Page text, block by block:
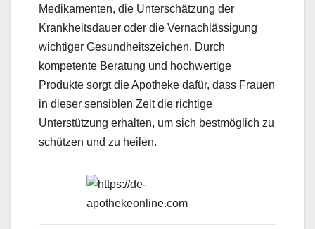
Medikamenten, die Unterschätzung der
Krankheitsdauer oder die Vernachlässigung
wichtiger Gesundheitszeichen. Durch
kompetente Beratung und hochwertige
Produkte sorgt die Apotheke dafür, dass Frauen
in dieser sensiblen Zeit die richtige
Unterstützung erhalten, um sich bestmöglich zu
schützen und zu heilen.